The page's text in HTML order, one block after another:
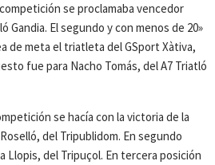
se proclamaba vencedor
Gandia. El segundo y con menos de 20»
de meta el triatleta del GSport Xàtiva,
fue para Nacho Tomás, del A7 Triatló
se hacía con la victoria de la
del Tripublidom. En segundo
Llopis, del Tripuçol. En tercera posición